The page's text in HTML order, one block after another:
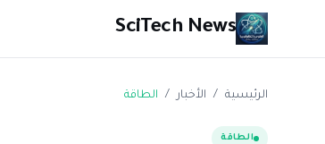
SciTech News
الرئيسية / الأخبار / الطاقة
الطاقة